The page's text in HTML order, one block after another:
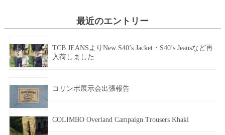
最近のエントリー
TCB JEANSよりNew S40’s Jacket・S40’s Jeansなど再
入荷しました
コリンボ展示会出張報告
COLIMBO Overland Campaign Trousers Khaki